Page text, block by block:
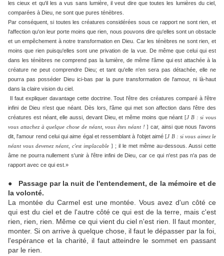
les cieux et qu'il les a vus sans lumière, il veut dire que toutes les lumières du ciel,
comparées à Dieu, ne sont que pures ténèbres.
Par conséquent, si toutes les créatures considérées sous ce rapport ne sont rien, et
l'affection qu'on leur porte moins que rien, nous pouvons dire qu'elles sont un obstacle
et un empêchement à notre transformation en Dieu. Car les ténèbres ne sont rien, et
moins que rien puisqu'elles sont une privation de la vue. De même que celui qui est
dans les ténèbres ne comprend pas la lumière, de même l'âme qui est attachée à la
créature ne peut comprendre Dieu; et tant qu'elle n'en sera pas détachée, elle ne
pourra pas posséder Dieu ici-bas par la pure transformation de l'amour, ni là-haut
dans la claire vision du ciel.
Il faut expliquer davantage cette doctrine. Tout l'être des créatures comparé à l'être
infini de Dieu n'est que néant. Dès lors, l'âme qui met son affection dans l'être des
créatures est néant, elle aussi, devant Dieu, et même moins que néant [J B : si vous
vous attachez à quelque chose de néant, vous êtes néant ! ] car, ainsi que nous l'avons
dit, l'amour rend celui qui aime égal et ressemblant à l'objet aimé[J B : si vous aimez le
néant vous devenez néant, c'est implacable ]
; il le met même au-dessous. Aussi cette
âme ne pourra nullement s'unir à l'être infini de Dieu, car ce qui n'est pas n'a pas de
rapport avec ce qui est.»
● Passage par la nuit de l'entendement, de la mémoire et de
la volonté.
La montée du Carmel est une montée. Vous avez d'un côté ce
qui est du ciel et de l'autre côté ce qui est de la terre, mais c'est
rien, rien, rien. Même ce qui vient du ciel n'est rien. Il faut monter,
monter. Si on arrive à quelque chose, il faut le dépasser par la foi,
l'espérance et la charité, il faut atteindre le sommet en passant
par le rien.